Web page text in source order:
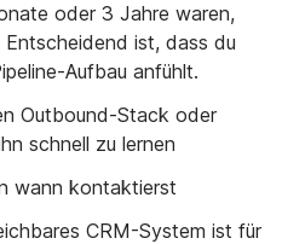
oder 3 Jahre waren,
ist, dass du
Aufbau anfühlt.
Outbound-Stack oder
schnell zu lernen
wann kontaktierst
CRM-System ist für